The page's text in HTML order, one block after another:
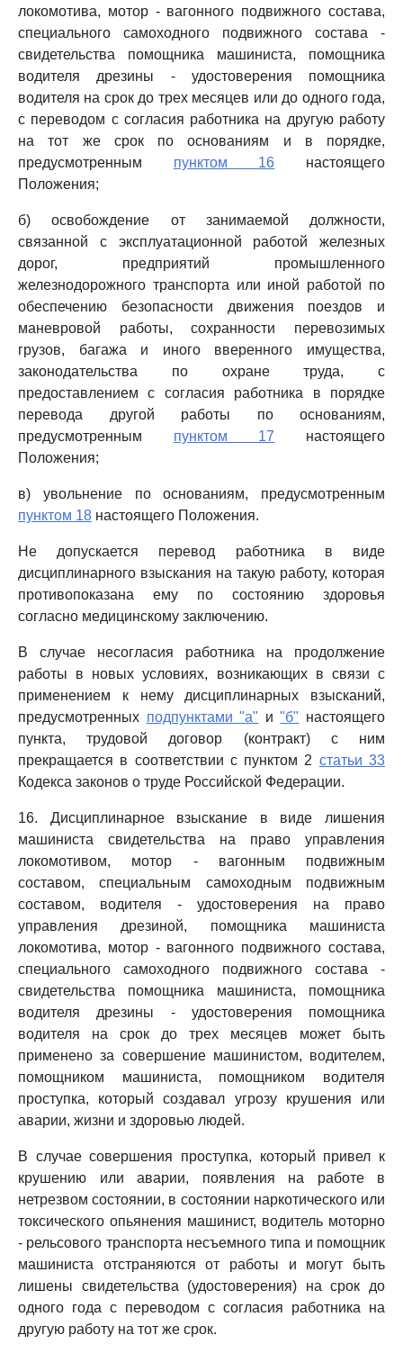
локомотива, мотор - вагонного подвижного состава,
специального самоходного подвижного состава -
свидетельства помощника машиниста, помощника
водителя дрезины - удостоверения помощника
водителя на срок до трех месяцев или до одного года,
с переводом с согласия работника на другую работу
на тот же срок по основаниям и в порядке,
предусмотренным пунктом 16 настоящего
Положения;
б) освобождение от занимаемой должности,
связанной с эксплуатационной работой железных
дорог, предприятий промышленного
железнодорожного транспорта или иной работой по
обеспечению безопасности движения поездов и
маневровой работы, сохранности перевозимых
грузов, багажа и иного вверенного имущества,
законодательства по охране труда, с
предоставлением с согласия работника в порядке
перевода другой работы по основаниям,
предусмотренным пунктом 17 настоящего
Положения;
в) увольнение по основаниям, предусмотренным
пунктом 18 настоящего Положения.
Не допускается перевод работника в виде
дисциплинарного взыскания на такую работу, которая
противопоказана ему по состоянию здоровья
согласно медицинскому заключению.
В случае несогласия работника на продолжение
работы в новых условиях, возникающих в связи с
применением к нему дисциплинарных взысканий,
предусмотренных подпунктами "а" и"б" настоящего
пункта, трудовой договор (контракт) с ним
прекращается в соответствии с пунктом 2 статьи 33
Кодекса законов о труде Российской Федерации.
16. Дисциплинарное взыскание в виде лишения
машиниста свидетельства на право управления
локомотивом, мотор - вагонным подвижным
составом, специальным самоходным подвижным
составом, водителя - удостоверения на право
управления дрезиной, помощника машиниста
локомотива, мотор - вагонного подвижного состава,
специального самоходного подвижного состава -
свидетельства помощника машиниста, помощника
водителя дрезины - удостоверения помощника
водителя на срок до трех месяцев может быть
применено за совершение машинистом, водителем,
помощником машиниста, помощником водителя
проступка, который создавал угрозу крушения или
аварии, жизни и здоровью людей.
В случае совершения проступка, который привел к
крушению или аварии, появления на работе в
нетрезвом состоянии, в состоянии наркотического или
токсического опьянения машинист, водитель моторно
- рельсового транспорта несъемного типа и помощник
машиниста отстраняются от работы и могут быть
лишены свидетельства (удостоверения) на срок до
одного года с переводом с согласия работника на
другую работу на тот же срок.